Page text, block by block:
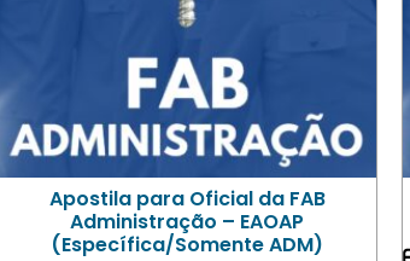
Apostila para Oficial da FAB
Administração – EAOAP
(Específica/Somente ADM)